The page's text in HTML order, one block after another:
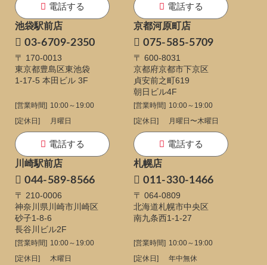
電話する
電話する
池袋駅前店
03-6709-2350
〒 170-0013
東京都豊島区東池袋
1-17-5 本田ビル 3F
[営業時間] 10:00～19:00
[定休日]
月曜日
電話する
京都河原町店
075-585-5709
〒 600-8031
京都府京都市下京区
貞安前之町619
朝日ビル4F
[営業時間] 10:00～19:00
[定休日]
月曜日〜木曜日
電話する
川崎駅前店
044-589-8566
〒 210-0006
神奈川県川崎市川崎区
砂子1-8-6
長谷川ビル2F
[営業時間] 10:00～19:00
[定休日]
木曜日
札幌店
011-330-1466
〒 064-0809
北海道札幌市中央区
南九条西1-1-27
[営業時間] 10:00～19:00
[定休日]
年中無休